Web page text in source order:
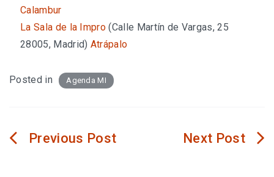
Calambur
La Sala de la Impro (Calle Martín de Vargas, 25
28005, Madrid) Atrápalo
Posted in Agenda MI
Navegación